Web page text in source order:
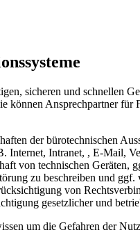
sicheren und schnellen
können Ansprechpartner
der bürotechnischen
Intranet, , E-Mail,
von technischen
zu beschreiben und
von
gesetzlicher und
um die Gefahren der